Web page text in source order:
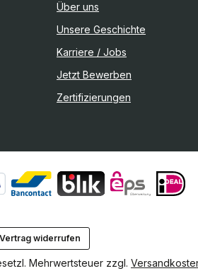
Über uns
Unsere Geschichte
Karriere / Jobs
Jetzt Bewerben
Zertifizierungen
Vertrag widerrufen
Mehrwertsteuer zzgl.